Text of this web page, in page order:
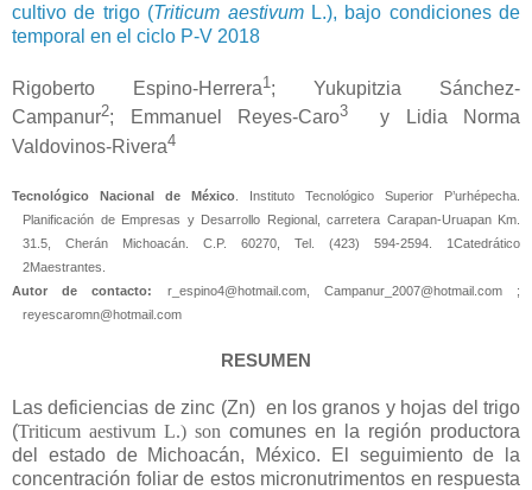
cultivo de trigo (Triticum aestivumL.), bajo condiciones de
temporal en el ciclo P-V 2018
Rigoberto Espino-Herrera1 ; Yukupitzia Sánchez-
Campanur2; Emmanuel Reyes-Caro3
y Lidia Norma
Valdovinos-Rivera4
Tecnológico Nacional de México . Instituto Tecnológico Superior P’urhépecha.
Planificación de Empresas y Desarrollo Regional, carretera Carapan-Uruapan Km.
31.5, Cherán Michoacán. C.P. 60270, Tel. (423) 594-2594. 1Catedrático
2Maestrantes.
Autor de contacto:
r_espino4@hotmail.com, Campanur_2007@hotmail.com ;
reyescaromn@hotmail.com
RESUMEN
Las deficiencias de zinc (Zn) en los granos y hojas del trigo
(Triticum aestivum L.) son comunes en la región productora
del estado de Michoacán, México. El seguimiento de la
concentración foliar de estos micronutrimentos en respuesta